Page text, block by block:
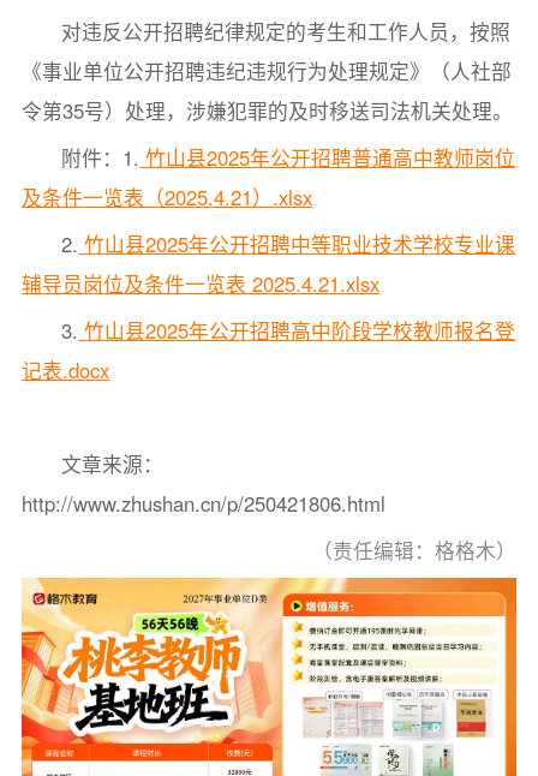
对违反公开招聘纪律规定的考生和工作人员，按照
《事业单位公开招聘违纪违规行为处理规定》（人社部
令第35号）处理，涉嫌犯罪的及时移送司法机关处理。
附件：1. 竹山县2025年公开招聘普通高中教师岗位
及条件一览表（2025.4.21）.xlsx
2. 竹山县2025年公开招聘中等职业技术学校专业课
辅导员岗位及条件一览表 2025.4.21.xlsx
3. 竹山县2025年公开招聘高中阶段学校教师报名登
记表.docx
文章来源：
http://www.zhushan.cn/p/250421806.html
（责任编辑：格格木）